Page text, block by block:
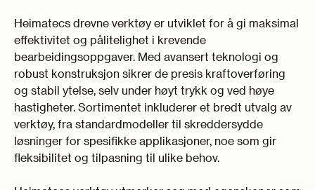
Heimatecs drevne verktøy er utviklet for å gi maksimal
effektivitet og pålitelighet i krevende
bearbeidingsoppgaver. Med avansert teknologi og
robust konstruksjon sikrer de presis kraftoverføring
og stabil ytelse, selv under høyt trykk og ved høye
hastigheter. Sortimentet inkluderer et bredt utvalg av
verktøy, fra standardmodeller til skreddersydde
løsninger for spesifikke applikasjoner, noe som gir
fleksibilitet og tilpasning til ulike behov.